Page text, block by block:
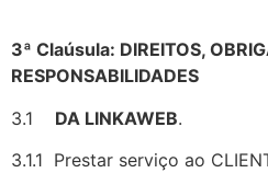
3ª Claúsula: DIREITOS,
RESPONSABILIDADES
3.1 DA LINKAWEB.
3.1.1 Prestar serviço ao